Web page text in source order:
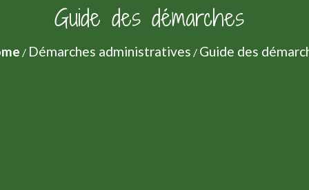
Guide des démarches
/ Démarches administratives / Guide des